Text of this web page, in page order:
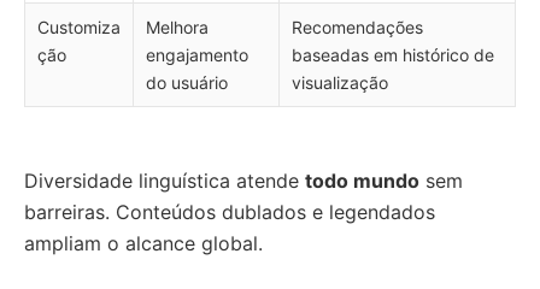
Customiza
ção
Melhora
engajamento
do usuário
Recomendações
baseadas em histórico de
visualização
Diversidade linguística atende todo mundo sem
barreiras. Conteúdos dublados e legendados
ampliam o alcance global.